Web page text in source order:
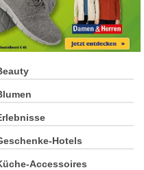
Hotels
Accessoires